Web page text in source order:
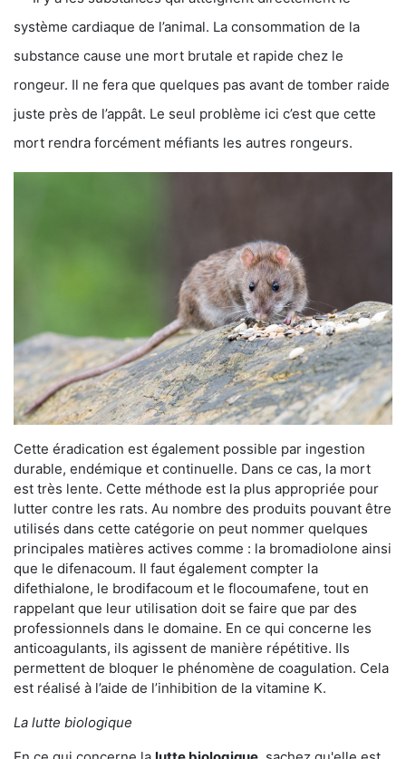
système cardiaque de l’animal. La consommation de la
substance cause une mort brutale et rapide chez le
rongeur. Il ne fera que quelques pas avant de tomber raide
juste près de l’appât. Le seul problème ici c’est que cette
mort rendra forcément méfiants les autres rongeurs.
Cette éradication est également possible par ingestion
durable, endémique et continuelle. Dans ce cas, la mort
est très lente. Cette méthode est la plus appropriée pour
lutter contre les rats. Au nombre des produits pouvant être
utilisés dans cette catégorie on peut nommer quelques
principales matières actives comme : la bromadiolone ainsi
que le difenacoum. Il faut également compter la
difethialone, le brodifacoum et le flocoumafene, tout en
rappelant que leur utilisation doit se faire que par des
professionnels dans le domaine. En ce qui concerne les
anticoagulants, ils agissent de manière répétitive. Ils
permettent de bloquer le phénomène de coagulation. Cela
est réalisé à l’aide de l’inhibition de la vitamine K.
La lutte biologique